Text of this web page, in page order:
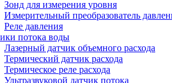
Зонд для измерения уровня
Измерительный преобразователь
Реле давления
потока воды
Лазерный датчик объемного расхода
Термический датчик расхода
Термическое реле расхода
Ультразвуковой датчик потока